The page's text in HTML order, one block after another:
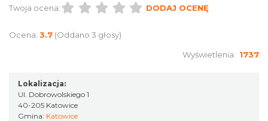
Twoja ocena:
DODAJ OCENĘ
Ocena: 3.7 (Oddano 3 głosy)
Wyświetlenia: 1737
Lokalizacja:
Ul. Dobrowolskiego 1
40-205 Katowice
Gmina: Katowice